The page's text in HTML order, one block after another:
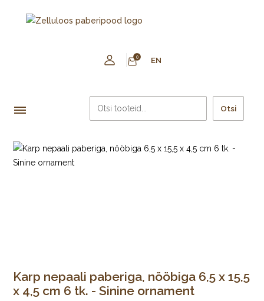
0 EN
Otsi
Karp nepaali paberiga, nööbiga 6,5 x 15,5
x 4,5 cm 6 tk. - Sinine ornament